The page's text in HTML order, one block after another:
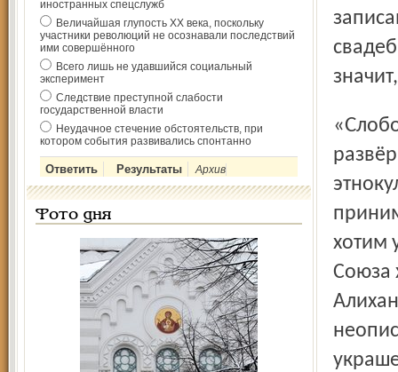
иностранных спецслужб
Величайшая глупость ХХ века, поскольку
участники революций не осознавали последствий
ими совершённого
Всего лишь не удавшийся социальный
эксперимент
Следствие преступной слабости
государственной власти
Неудачное стечение обстоятельств, при
котором события развивались спонтанно
Архив
Фото дня
«Слобода» приглашает нас в свой павильон на
хотим
Союза